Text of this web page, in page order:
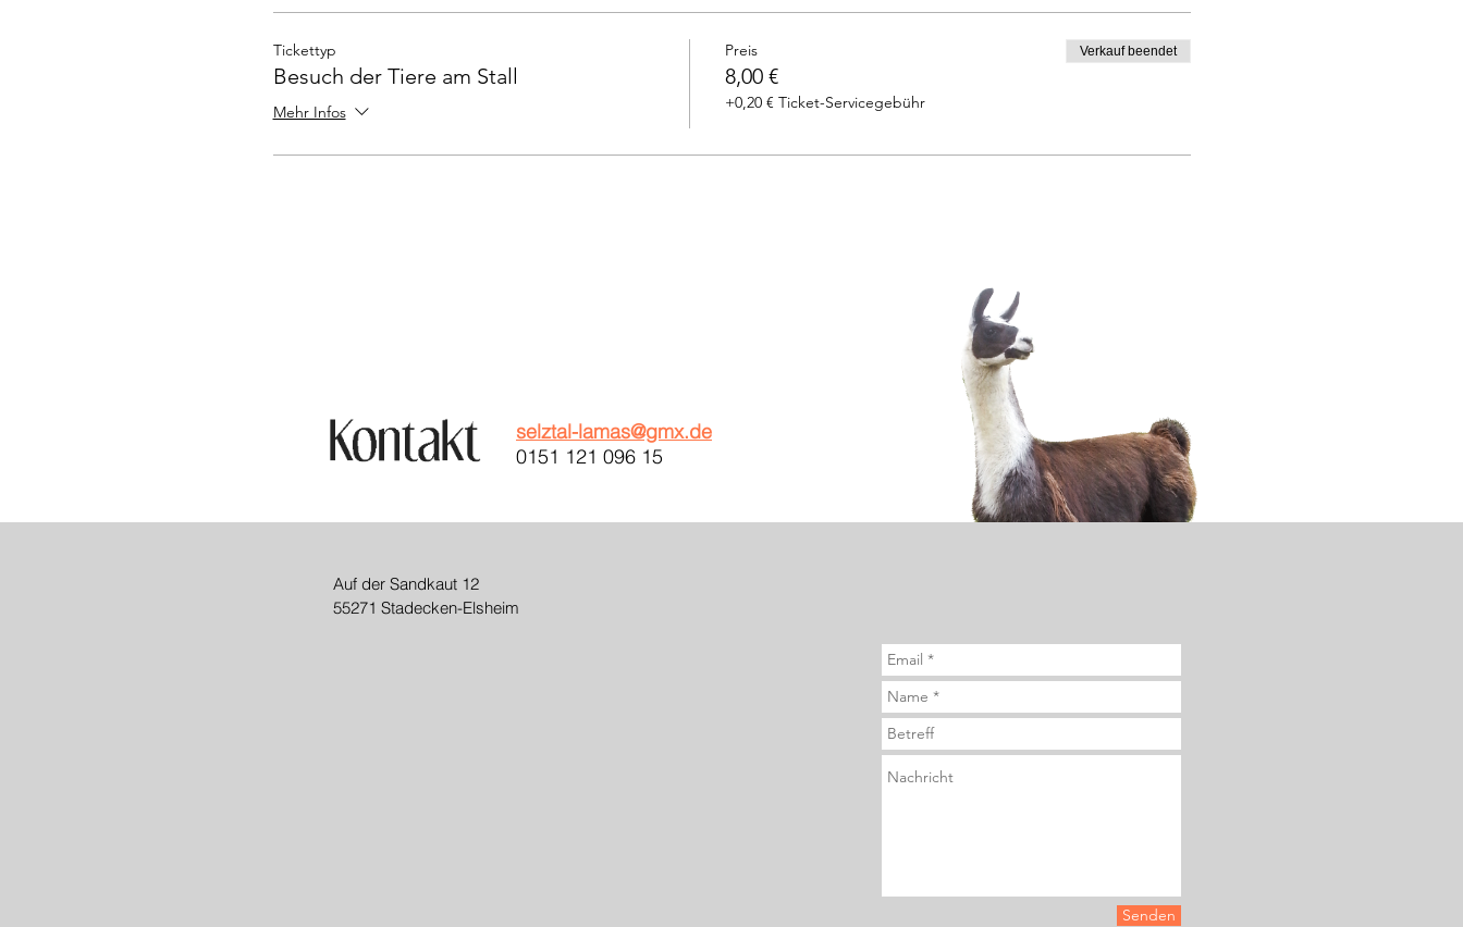
Tickettyp
Besuch der Tiere am Stall
Mehr Infos
Preis
8,00 €
+0,20 € Ticket-Servicegebühr
Verkauf beendet
selztal-lamas@gmx.de
0151 121 096 15
Auf der Sandkaut 12
55271 Stadecken-Elsheim
Senden